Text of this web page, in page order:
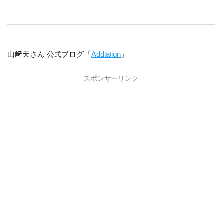
山﨑天さん 公式ブログ「 Addiation 」
スポンサーリンク